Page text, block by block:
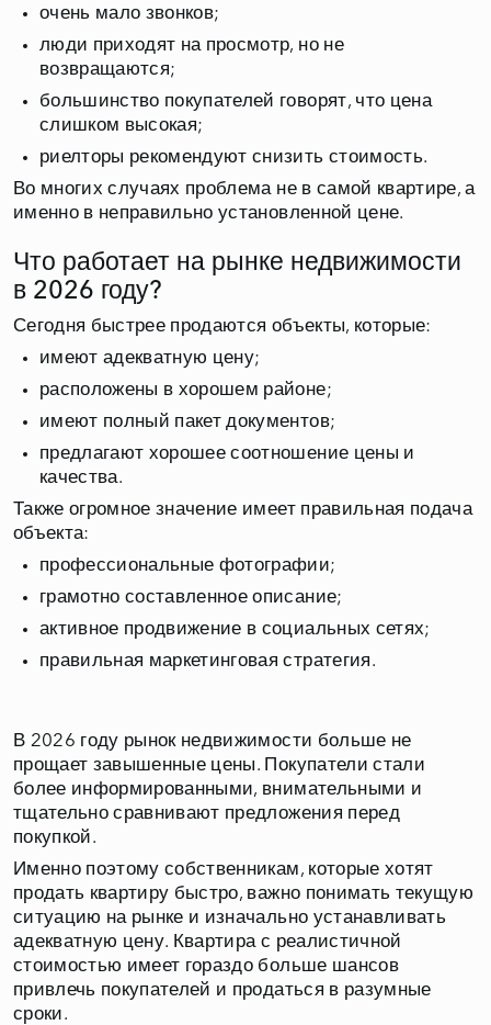
очень мало звонков;
люди приходят на просмотр, но не
возвращаются;
большинство покупателей говорят, что цена
слишком высокая;
риелторы рекомендуют снизить стоимость.
Во многих случаях проблема не в самой квартире, а
именно в неправильно установленной цене.
Что работает на рынке недвижимости
в 2026 году?
Сегодня быстрее продаются объекты, которые:
имеют адекватную цену;
расположены в хорошем районе;
имеют полный пакет документов;
предлагают хорошее соотношение цены и
качества.
Также огромное значение имеет правильная подача
объекта:
профессиональные фотографии;
грамотно составленное описание;
активное продвижение в социальных сетях;
правильная маркетинговая стратегия.
В 2026 году рынок недвижимости больше не
прощает завышенные цены. Покупатели стали
более информированными, внимательными и
тщательно сравнивают предложения перед
покупкой.
Именно поэтому собственникам, которые хотят
продать квартиру быстро, важно понимать текущую
ситуацию на рынке и изначально устанавливать
адекватную цену. Квартира с реалистичной
стоимостью имеет гораздо больше шансов
привлечь покупателей и продаться в разумные
сроки.